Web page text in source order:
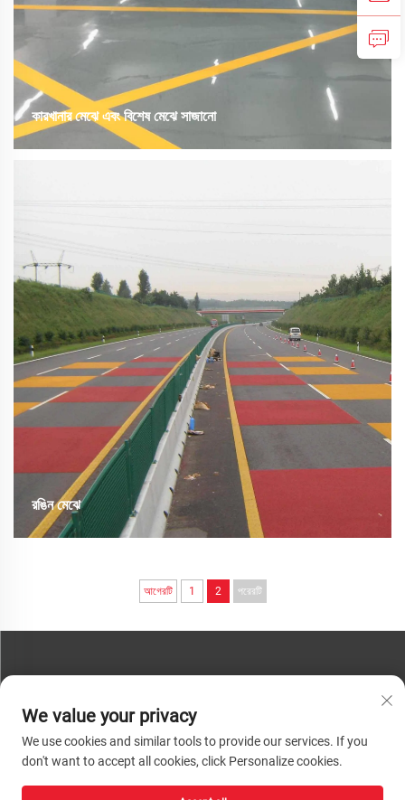
কারখানার মেঝে এবং বিশেষ মেঝে সাজানো
পলিউরেথেন মর্টার ফ্লোরিং হল একটি স্ব-স্তরীকরণ, মধ্যম থেকে ভারী-ব্যবহারযোগ্য,
রঙিন মেঝে
রঙিন অ্যান্টি-স্লিপ প্যাভমেন্ট একটি উদ্ভাবনী রাস্তা সারফেসিং প্রযুক্তি যা সাধারণ কালো
আগেরটি 1 2 পরেরটি
ফোন:+86-13793890209
টেল: +86-13793890209
We value your privacy
We use cookies and similar tools to provide our services. If you
don't want to accept all cookies, click Personalize cookies.